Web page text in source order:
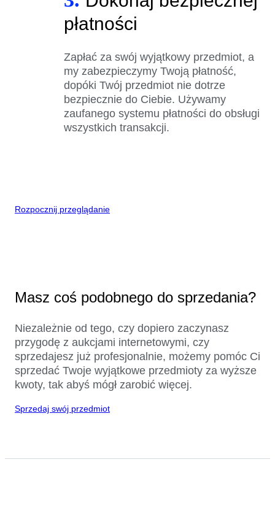
płatności
Zapłać za swój wyjątkowy przedmiot, a
my zabezpieczymy Twoją płatność,
dopóki Twój przedmiot nie dotrze
bezpiecznie do Ciebie. Używamy
zaufanego systemu płatności do obsługi
wszystkich transakcji.
Rozpocznij przeglądanie
Masz coś podobnego do sprzedania?
Niezależnie od tego, czy dopiero zaczynasz
przygodę z aukcjami internetowymi, czy
sprzedajesz już profesjonalnie, możemy pomóc Ci
sprzedać Twoje wyjątkowe przedmioty za wyższe
kwoty, tak abyś mógł zarobić więcej.
Sprzedaj swój przedmiot